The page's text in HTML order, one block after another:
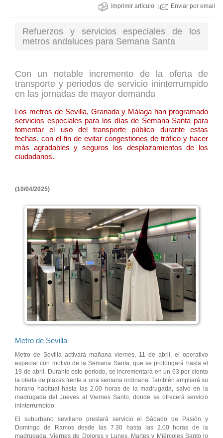
Imprimir artículo Enviar por email
Refuerzos y servicios especiales de los
metros andaluces para Semana Santa
Con un notable incremento de la oferta de
transporte y periodos de servicio ininterrumpido
en las jornadas de mayor demanda
Los metros de Sevilla, Granada y Málaga han programado
servicios especiales para los días de Semana Santa para
fomentar el uso del transporte público durante estas
fechas, con el fin de evitar congestiones de tráfico y hacer
más agradables y seguros los desplazamientos de los
ciudadanos.
(10/04/2025)
Metro de Sevilla
Metro de Sevilla activará mañana viernes, 11 de abril, el operativo
especial con motivo de la Semana Santa, que se prolongará hasta el
19 de abril. Durante este periodo, se incrementará en un 63 por ciento
la oferta de plazas frente a una semana ordinaria. También ampliará su
horario habitual hasta las 2.00 horas de la madrugada, salvo en la
madrugada del Jueves al Viernes Santo, donde se ofrecerá servicio
ininterrumpido.
El suburbano sevillano prestará servicio el Sábado de Pasión y
Domingo de Ramos desde las 7.30 hasta las 2.00 horas de la
madrugada. Viernes de Dolores y Lunes, Martes y Miércoles Santo lo